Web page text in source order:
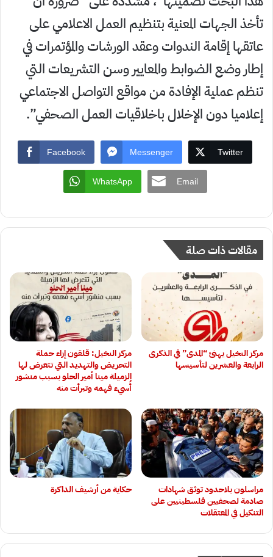
تأخذ الجهات المعنية بتنظيم العمل الاعلامي على
عاتقها إقامة الندوات وعقد الورشات والمؤتمرات في
إطار وضع الضوابط والمعايير وسن التشريعات التي
تنظم عملية الإفادة من مواقع التواصل الاجتماعي
إعلاميا دون الإخلال باخلاقيات العمل الصحفي”.
Facebook Messenger Twitter
WhatsApp Email
مقالات ذات صلة
مركز النخيل يهنئ “المدى” في الذكرى
الرابعة والعشرين لتأسيسها
مركز النخيل: قلقون إزاء حملة
التحريض والتهديد التي تتعرض لها
الزميلة مينا أمير الحلو بسبب منشور
أُسيء فهمه وتبرأت منه
‏مراسلون بلاحدود توثق شهادات
صادمة لصحفيين فلسطينيين على
التنكيل في المعتقلات
حكاية من أرشيف الذاكرة